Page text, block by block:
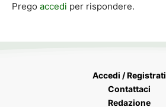
Prego accedi per rispondere.
Accedi / Registrati
Contattaci
Redazione